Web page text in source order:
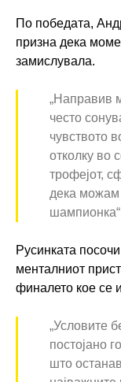
По победата,
призна дека
замислувала.
„Направив
често
чувството
отколку во
трофејот,
дека можам
Русинката
менталниот
финалето кое се
„Условите
постојано
што